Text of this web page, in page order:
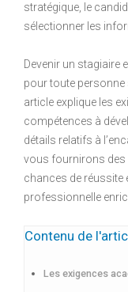
stratégique, le
sélectionner les
Devenir un stagiaire
pour toute personne
article explique les
compétences à
détails relatifs à
vous fournirons
chances de réussite
professionnelle
Contenu de
Les exigences